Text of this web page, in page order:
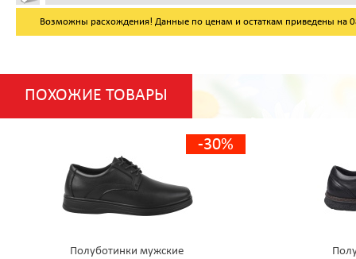
Возможны расхождения! Данные по ценам и остаткам приведены на
ПОХОЖИЕ ТОВАРЫ
-30%
Полуботинки мужские